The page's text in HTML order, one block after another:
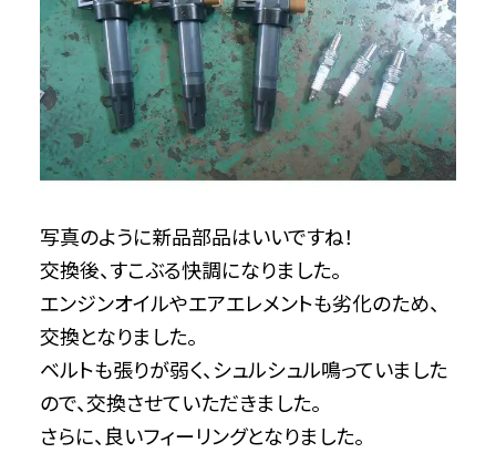
写真のように新品部品はいいですね！
交換後、すこぶる快調になりました。
エンジンオイルやエアエレメントも劣化のため、
交換となりました。
ベルトも張りが弱く、シュルシュル鳴っていました
ので、交換させていただきました。
さらに、良いフィーリングとなりました。